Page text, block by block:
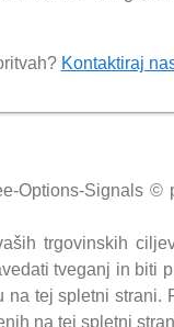
Kontaktiraj
Options-Signals ©
trgovinskih
tveganj in biti
tej spletni strani.
na tej spletni